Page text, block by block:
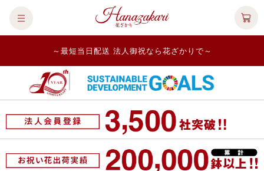
～最短当日配送 法人御祝なら花ざかりで～